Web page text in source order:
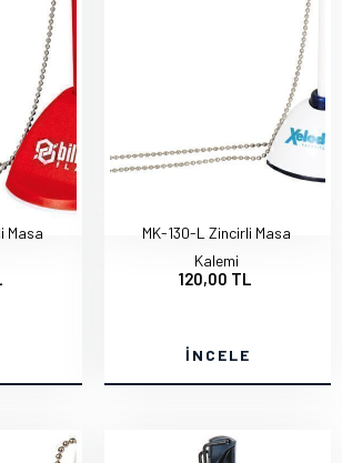
Masa
MK-130-L Zincirli Masa
Kalemi
120,00 TL
İNCELE